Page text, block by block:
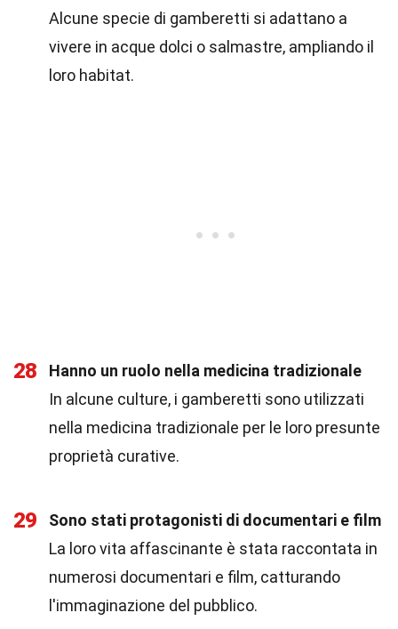
Alcune specie di gamberetti si adattano a
vivere in acque dolci o salmastre, ampliando il
loro habitat.
28
Hanno un ruolo nella medicina tradizionale
In alcune culture, i gamberetti sono utilizzati
nella medicina tradizionale per le loro presunte
proprietà curative.
29
Sono stati protagonisti di documentari e film
La loro vita affascinante è stata raccontata in
numerosi documentari e film, catturando
l'immaginazione del pubblico.